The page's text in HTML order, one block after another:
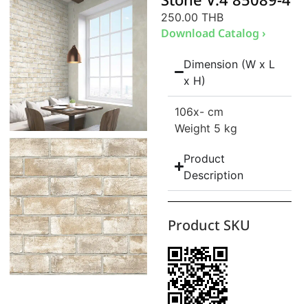
250.00 THB
Download Catalog ›
Dimension (W x L
x H)
106x- cm
Weight 5 kg
Product
Description
Product SKU